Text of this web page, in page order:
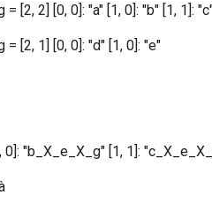
[2, 2] [0, 0]: "a" [1, 0]: "b" [1, 1]:
[2, 1] [0, 0]: "d" [1, 0]: "e"
"b_X_e_X_g" [1, 1]: